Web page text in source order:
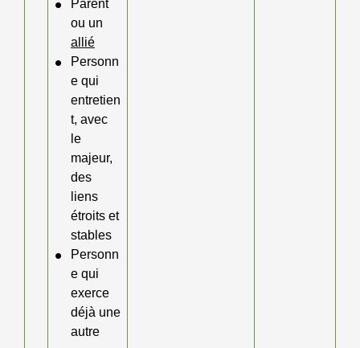
Parent
ou un
allié
Personn
e qui
entretien
t, avec
le
majeur,
des
liens
étroits et
stables
Personn
e qui
exerce
déjà une
autre